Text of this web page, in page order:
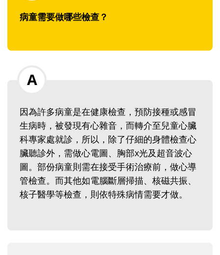
病童需要做哪些檢查？
因為許多病童是在健康檢查，預防接種或感冒
生病時，被發現有心雜音，而轉介至兒童心臟
科專家處就診，所以，除了仔細的身體檢查心
臟聽診外，需做心電圖、胸部x光及超音波心
圖。部份病童則需在接受手術治療前，做心導
管檢查。而其他如電腦斷層掃描、核磁共振、
核子醫學等檢查，則依特殊病情需要才做。